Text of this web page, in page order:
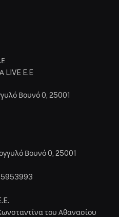
LIVE E.E
Βουνό 0, 25001
Βουνό 0, 25001
του Αθανασίου